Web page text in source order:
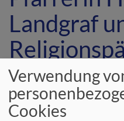
Landgraf
Stefan
Verwendung
Cookies